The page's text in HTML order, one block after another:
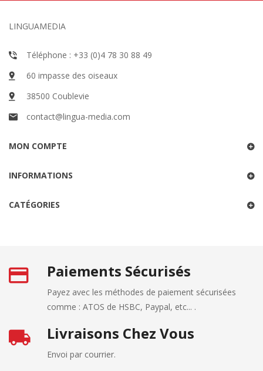
LINGUAMEDIA
Téléphone : +33 (0)4 78 30 88 49
60 impasse des oiseaux
38500 Coublevie
contact@lingua-media.com
MON COMPTE
INFORMATIONS
CATÉGORIES
Paiements Sécurisés
Payez avec les méthodes de paiement sécurisées
comme : ATOS de HSBC, Paypal, etc... .
Livraisons Chez Vous
Envoi par courrier.